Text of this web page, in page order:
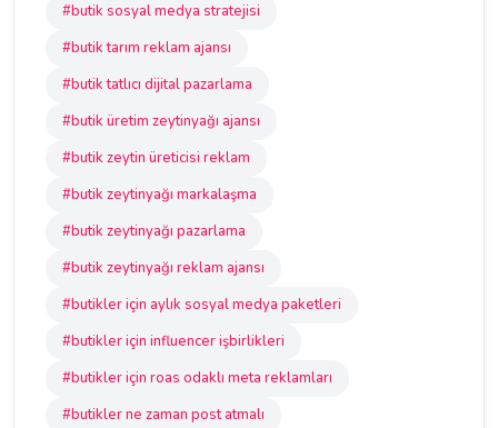
#butik sosyal medya stratejisi
#butik tarım reklam ajansı
#butik tatlıcı dijital pazarlama
#butik üretim zeytinyağı ajansı
#butik zeytin üreticisi reklam
#butik zeytinyağı markalaşma
#butik zeytinyağı pazarlama
#butik zeytinyağı reklam ajansı
#butikler için aylık sosyal medya paketleri
#butikler için influencer işbirlikleri
#butikler için roas odaklı meta reklamları
#butikler ne zaman post atmalı